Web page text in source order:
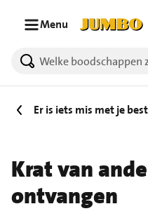
Menu
Er is iets mis met je
Krat van
ontvangen